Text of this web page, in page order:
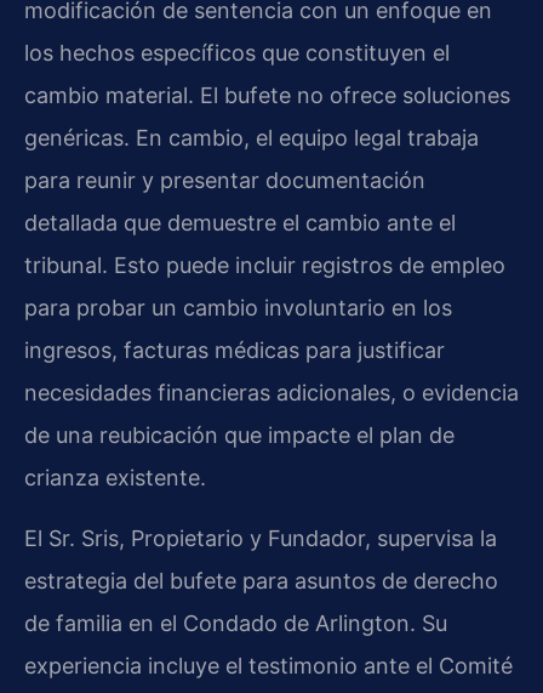
modificación de sentencia con un enfoque en
los hechos específicos que constituyen el
cambio material. El bufete no ofrece soluciones
genéricas. En cambio, el equipo legal trabaja
para reunir y presentar documentación
detallada que demuestre el cambio ante el
tribunal. Esto puede incluir registros de empleo
para probar un cambio involuntario en los
ingresos, facturas médicas para justificar
necesidades financieras adicionales, o evidencia
de una reubicación que impacte el plan de
crianza existente.
El Sr. Sris, Propietario y Fundador, supervisa la
estrategia del bufete para asuntos de derecho
de familia en el Condado de Arlington. Su
experiencia incluye el testimonio ante el Comité